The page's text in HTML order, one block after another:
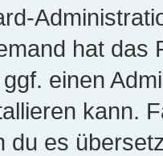
hat das
einen
kann.
du es